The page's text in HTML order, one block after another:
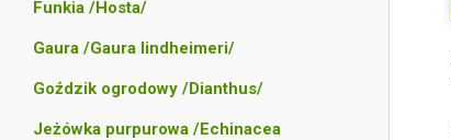
Funkia /Hosta/
Gaura /Gaura lindheimeri/
Goździk ogrodowy /Dianthus/
Jeżówka purpurowa /Echinacea